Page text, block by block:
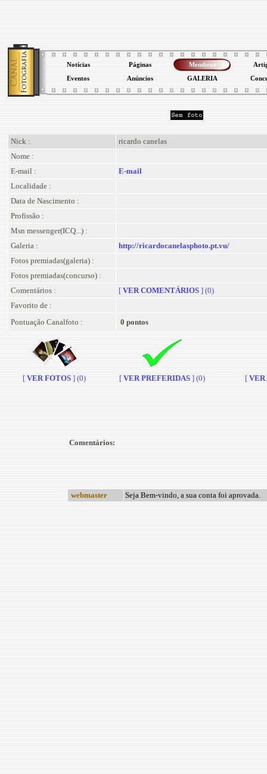
Notícias Páginas Membros
Eventos Anúncios GALERIA
Nick :
ricardo canelas
Nome :
E-mail :
E-mail
Localidade :
Data de Nascimento :
Profissão :
Msn messenger(ICQ...) :
Galeria :
http://ricardocanelasphoto.pt.vu/
Fotos premiadas(galeria) :
Fotos premiadas(concurso) :
Comentários :
[ VER COMENTÁRIOS ] (0)
Favorito de :
Pontuação Canalfoto :
0 pontos
[ VER FOTOS ] (0) [VER PREFERIDAS ] (0) [ VER
Comentários:
webmaster Seja Bem-vindo, a sua conta foi aprovada.